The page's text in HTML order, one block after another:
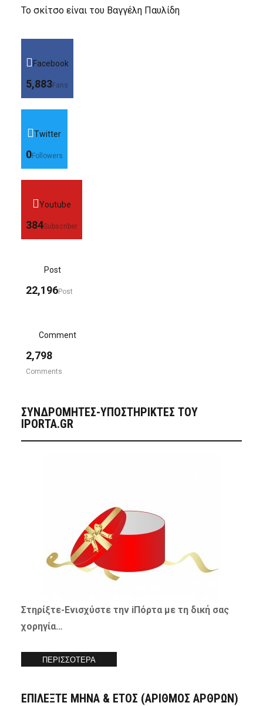
Το σκίτσο είναι του Βαγγέλη Παυλίδη
Facebook
5,883Fans
Twitter
0Followers
Youtube
384Subscriber
Post
22,196Post
Comment
2,798
Comments
ΣΥΝΔΡΟΜΗΤΈΣ-ΥΠΟΣΤΗΡΙΚΤΈΣ ΤΟΥ
IPORTA.GR
Στηρίξτε-Ενισχύστετην iΠόρτα με τη δική σας
χορηγία…
ΠΕΡΙΣΣΟΤΕΡΑ
ΕΠΙΛΕΞΤΕ ΜΗΝΑ & ΕΤΟΣ (ΑΡΙΘΜΟΣ ΑΡΘΡΩΝ)